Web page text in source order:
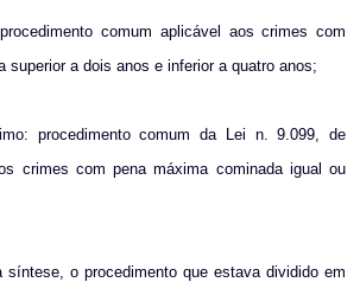
comum aplicável aos crimes com
superior a dois anos e inferior a quatro anos;
procedimento comum da Lei n. 9.099, de
crimes com pena máxima cominada igual ou
síntese, o procedimento que estava dividido em